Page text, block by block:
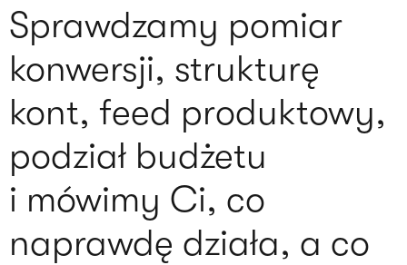
Sprawdzamy pomiar
konwersji, strukturę
kont, feed produktowy,
podział budżetu
i mówimy Ci, co
naprawdę działa, a co